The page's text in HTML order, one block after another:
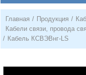
Главная / Продукция /
Кабели связи, провода
/ Кабель КСВЭВнг-LS